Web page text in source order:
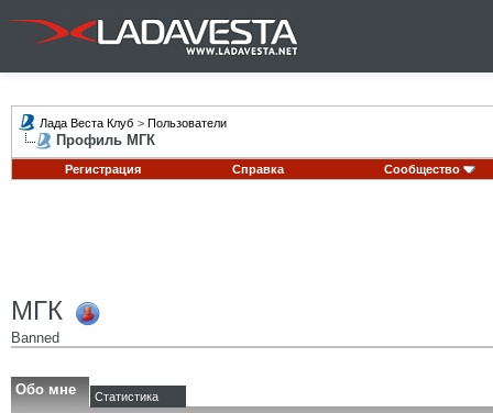
Лада Веста Клуб > Пользователи
Профиль МГК
Регистрация Справка Сообщество
МГК
Banned
Обо мне Статистика